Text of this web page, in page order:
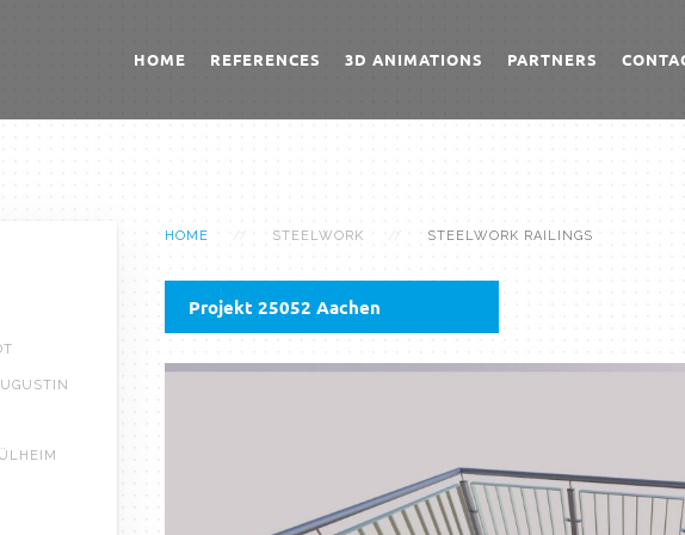
HOME REFERENCES 3D ANIMATIONS PARTNERS
HOME STEELWORK STEELWORK RAILINGS
Projekt 25052 Aachen